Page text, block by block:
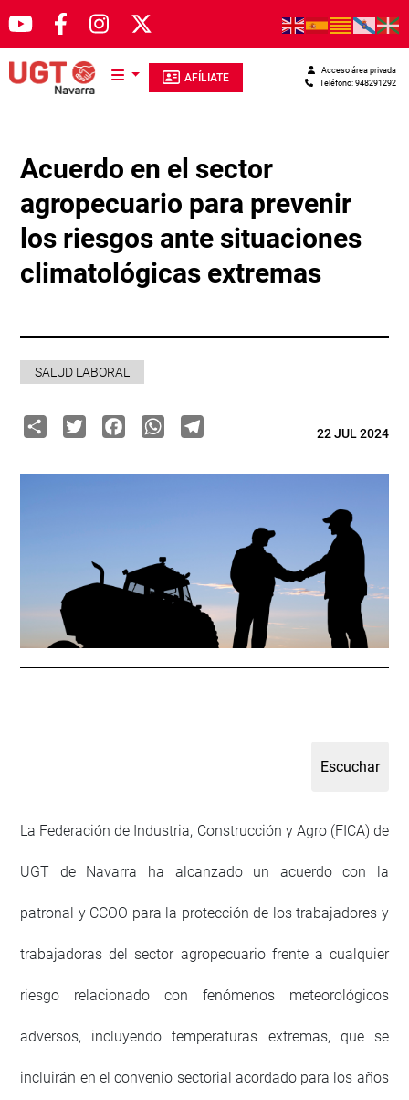
Pasar al contenido principal
AFÍLIATE Teléfono: 948291292
Acceso área privada
Acuerdo en el sector
agropecuario para prevenir
los riesgos ante situaciones
climatológicas extremas
SALUD LABORAL
ShareTwitterFacebook
WhatsApp
Telegram22 JUL 2024
La Federación de Industria, Construcción y Agro (FICA) de
UGT de Navarra ha alcanzado un acuerdo con la
patronal y CCOO para la protección de los trabajadores y
trabajadoras del sector agropecuario frente a cualquier
riesgo relacionado con fenómenos meteorológicos
adversos, incluyendo temperaturas extremas, que se
incluirán en el convenio sectorial acordado para los años